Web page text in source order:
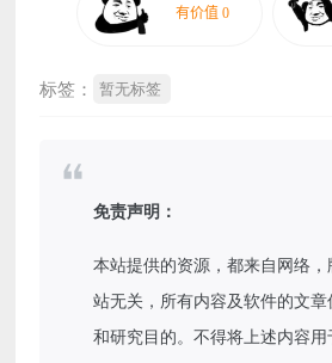
标签： 暂无标签
免责声明：
本站提供的资源，都来自网络
站无关，所有内容及软件的文章
和研究目的。不得将上述内容